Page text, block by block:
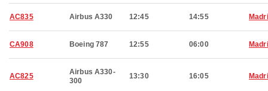
AC835 Airbus A330 12:45 14:55
CA908 Boeing 787 12:55 06:00
AC825
Airbus A330-
300
13:30 16:05